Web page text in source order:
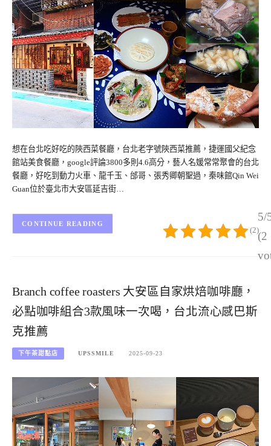
想在台北吃好吃的陝西菜餐廳，台北老字號陝西菜推薦，捷運國父紀念
館站美食餐廳，google評論3800多則4.6高分，藝人名媛常常聚會的台北
餐廳，好吃到動力火車、龍千玉、邰哥、張秀卿朝聖過，秦味館Qin Wei
Guan位於臺北市大安區延吉街…
5/
(2
(2)
CONTINUE READING
Branch coffee roasters 大安區自家烘焙咖啡廳，
必點咖啡組合3款風味一次喝，台北流心感巴斯
克推薦
下午茶甜點店 UPSSMILE 2025-09-23